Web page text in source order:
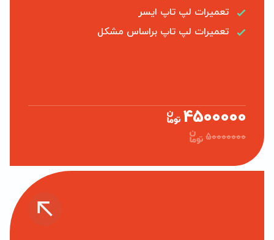
تعمیرات لپ تاپ ایسر
تعمیرات لپ تاپ براساس مشکل
4500000
50000000